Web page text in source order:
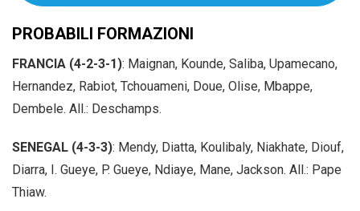
PROBABILI FORMAZIONI
FRANCIA (4-2-3-1): Maignan, Kounde, Saliba, Upamecano,
Hernandez, Rabiot, Tchouameni, Doue, Olise, Mbappe,
Dembele. All.: Deschamps.
SENEGAL (4-3-3): Mendy, Diatta, Koulibaly, Niakhate, Diouf,
Diarra, I. Gueye, P. Gueye, Ndiaye, Mane, Jackson. All.: Pape
Thiaw.